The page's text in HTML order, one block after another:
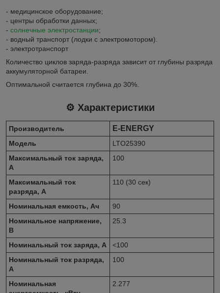
- медицинское оборудование;
- центры обработки данных;
- солнечные электростанции;
- водный транспорт (лодки с электромотором).
- электротранспорт
Количество циклов заряда-разряда зависит от глубины разряда
аккумуляторной батареи.
Оптимальной считается глубина до 30%.
⚙️ Характеристики
Производитель E-ENERGY
Модель
LTO25390
Максимальный ток заряда,
А
100
Максимальный ток
разряда, А
110 (30 сек)
Номинальная емкость, Ач
90
Номинальное напряжение,
В
25.3
Номинальный ток заряда, А
<100
Номинальный ток разряда,
А
100
Номинальная
2.277